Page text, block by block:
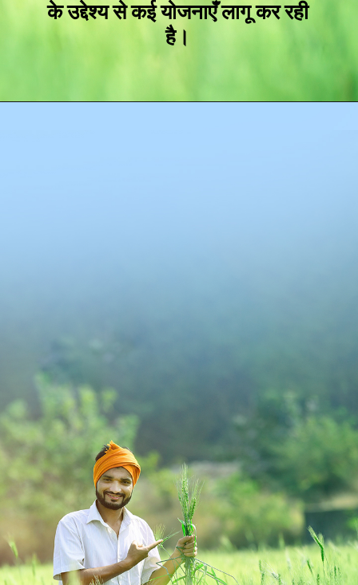
के उद्देश्य से कई योजनाएँ लागू कर रही
है।